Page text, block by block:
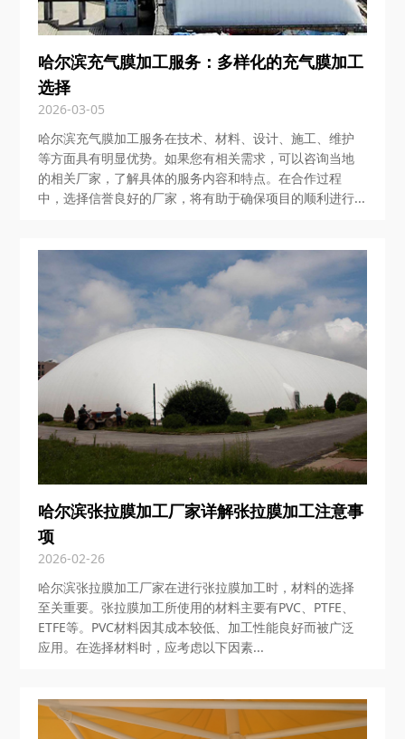
哈尔滨充气膜加工服务：多样化的充气膜加工
选择
2026-03-05
哈尔滨充气膜加工服务在技术、材料、设计、施工、维护
等方面具有明显优势。如果您有相关需求，可以咨询当地
的相关厂家，了解具体的服务内容和特点。在合作过程
中，选择信誉良好的厂家，将有助于确保项目的顺利进行...
哈尔滨张拉膜加工厂家详解张拉膜加工注意事
项
2026-02-26
哈尔滨张拉膜加工厂家在进行张拉膜加工时，材料的选择
至关重要。张拉膜加工所使用的材料主要有PVC、PTFE、
ETFE等。PVC材料因其成本较低、加工性能良好而被广泛
应用。在选择材料时，应考虑以下因素...